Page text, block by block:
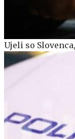
Ujeli so